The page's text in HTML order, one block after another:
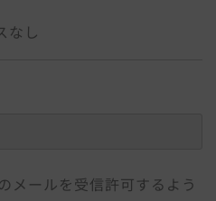
なし
ールを受信許可するよう